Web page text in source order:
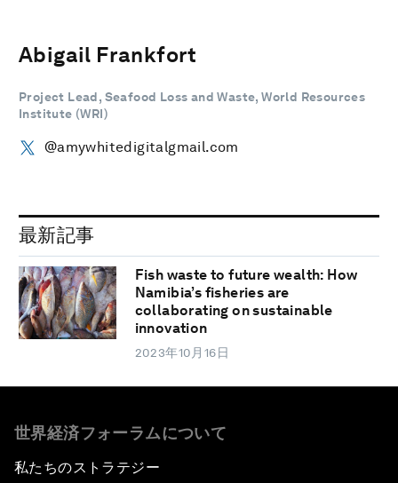
Abigail Frankfort
Project Lead, Seafood Loss and Waste, World Resources
Institute (WRI)
@amywhitedigitalgmail.com
最新記事
Fish waste to future wealth: How
Namibia’s fisheries are
collaborating on sustainable
innovation
2023年10月16日
世界経済フォーラムについて
私たちのストラテジー